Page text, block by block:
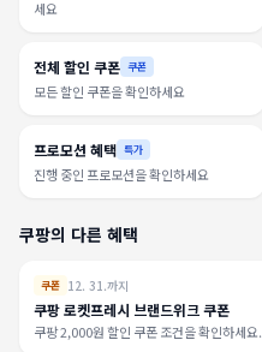
세요
전체 할인 쿠폰 쿠폰
모든 할인 쿠폰을 확인하세요
프로모션 혜택 특가
진행 중인 프로모션을 확인하세요
쿠팡의 다른 혜택
쿠폰 12. 31.까지
쿠팡 로켓프레시 브랜드위크 쿠폰
쿠팡 2,000원 할인 쿠폰 조건을 확인하세요.